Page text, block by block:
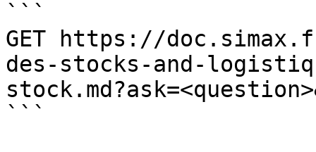
```
GET https://
des-stocks-and-
```